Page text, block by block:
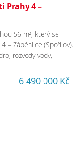
Prahy 4 –
56 m², který se
– Záběhlice (Spořilov).
rozvody vody,
6 490 000 Kč